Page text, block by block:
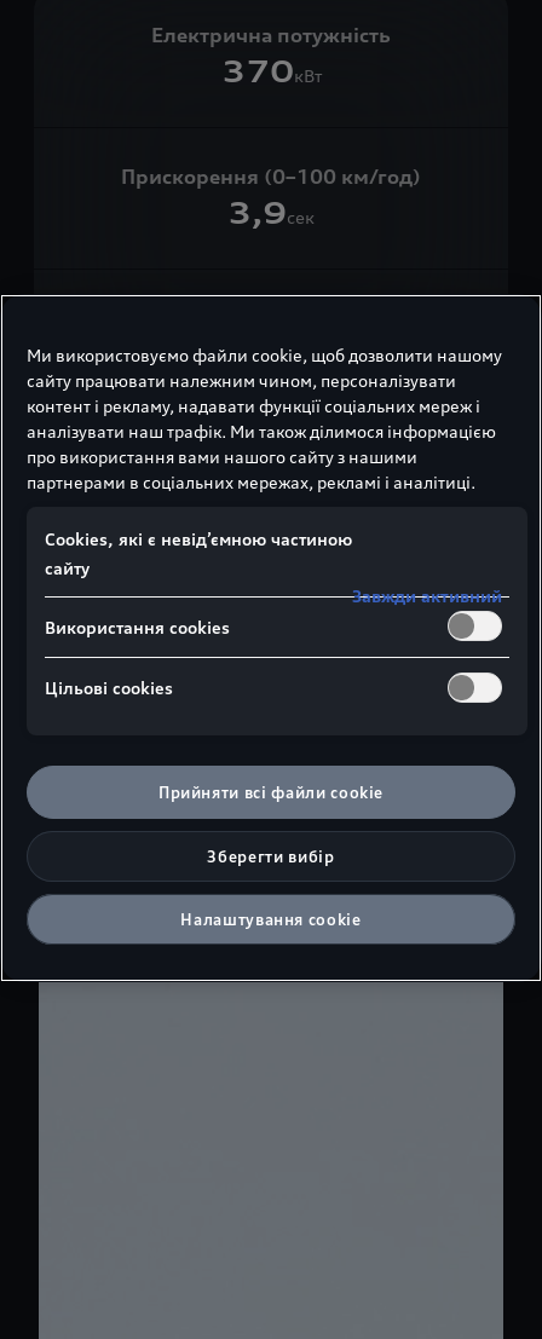
Електрична потужність
370кВт
Прискорення (0–100 км/год)
3,9сек
630км
Електричне задоволення
щодня
Електрична потужність у поєднанні зі спортивним
дизайном: новий Audi S6 Avant e-tron.
Ми використовуємо файли cookie, щоб дозволити нашому
сайту працювати належним чином, персоналізувати
контент і рекламу, надавати функції соціальних мереж і
аналізувати наш трафік. Ми також ділимося інформацією
про використання вами нашого сайту з нашими
партнерами в соціальних мережах, рекламі і аналітиці.
Сookies, які є невід’ємною частиною
сайту
Завжди активний
Використання cookies
Цільові сookies
Прийняти всі файли сookie
Зберегти вибір
Налаштування cookie